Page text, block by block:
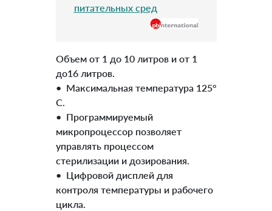
питательных сред
Объем от 1 до 10 литров и от 1
до16 литров.
• Максимальная температура 125°
С.
• Программируемый
микропроцессор позволяет
управлять процессом
стерилизации и дозирования.
• Цифровой дисплей для
контроля температуры и рабочего
цикла.